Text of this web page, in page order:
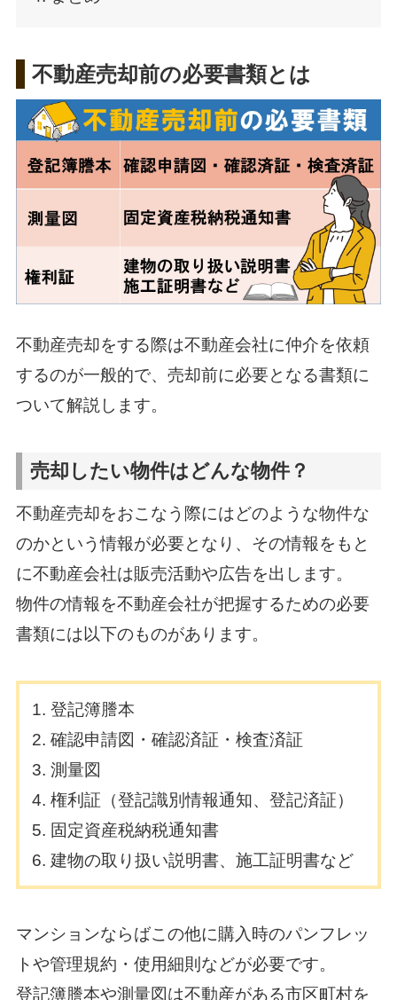
不動産売却前の必要書類とは
不動産売却をする際は不動産会社に仲介を依頼
するのが一般的で、売却前に必要となる書類に
ついて解説します。
売却したい物件はどんな物件？
不動産売却をおこなう際にはどのような物件な
のかという情報が必要となり、その情報をもと
に不動産会社は販売活動や広告を出します。
物件の情報を不動産会社が把握するための必要
書類には以下のものがあります。
登記簿謄本
確認申請図・確認済証・検査済証
測量図
権利証（登記識別情報通知、登記済証）
固定資産税納税通知書
建物の取り扱い説明書、施工証明書など
マンションならばこの他に購入時のパンフレッ
トや管理規約・使用細則などが必要です。
登記簿謄本や測量図は不動産がある市区町村を